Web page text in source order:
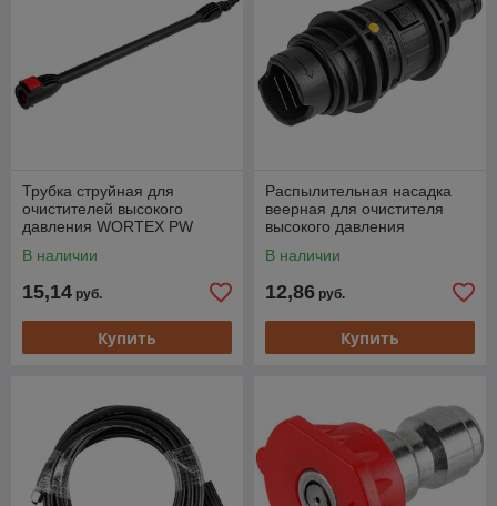
Трубка струйная для
очистителей высокого
давления WORTEX PW
1, PW 1620 (тип
В наличии
15,14 руб.
Купить
Распылительная насадка
веерная для очистителя
высокого давления
присоединения:
В наличии
12,86 руб.
Купить